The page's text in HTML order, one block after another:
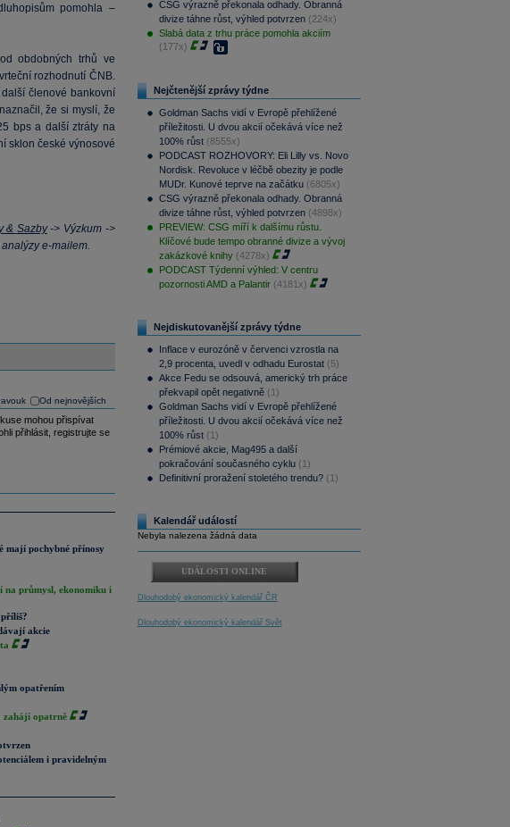
pomohla –
obdobných trhů ve
rozhodnutí ČNB.
členové bankovní
že si myslí, že
bps a další ztráty na
sklon české výnosové
& Sazby-> Výzkum ->
e-mailem.
Od nejnovějších
mohou přispívat
přihlásit, registrujte se
mají pochybné přínosy
průmysl, ekonomiku i
akcie
opatřením
zahájí opatrně
i pravidelným
CSG výrazně překonala odhady. Obranná
divize táhne růst, výhled potvrzen (224x)
Slabá data z trhu práce pomohla akciím
(177x)
Nejčtenější zprávy týdne
Goldman Sachs vidí v Evropě přehlížené
příležitosti. U dvou akcií očekává více než
100% růst (8555x)
PODCAST ROZHOVORY: Eli Lilly vs. Novo
Nordisk. Revoluce v léčbě obezity je podle
MUDr. Kunové teprve na začátku (6805x)
CSG výrazně překonala odhady. Obranná
divize táhne růst, výhled potvrzen (4898x)
PREVIEW: CSG míří k dalšímu růstu.
Klíčové bude tempo obranné divize a vývoj
zakázkové knihy (4278x)
PODCAST Týdenní výhled: V centru
pozornosti AMD a Palantir (4181x)
Nejdiskutovanější zprávy týdne
Inflace v eurozóně v červenci vzrostla na
2,9 procenta, uvedl v odhadu Eurostat (5)
Akce Fedu se odsouvá, americký trh práce
překvapil opět negativně (1)
Goldman Sachs vidí v Evropě přehlížené
příležitosti. U dvou akcií očekává více než
100% růst (1)
Prémiové akcie, Mag495 a další
pokračování současného cyklu (1)
Definitivní proražení stoletého trendu? (1)
Kalendář událostí
Nebyla nalezena žádná data
UDÁLOSTI ONLINE
Dlouhodobý ekonomický kalendář ČR
Dlouhodobý ekonomický kalendář Svět